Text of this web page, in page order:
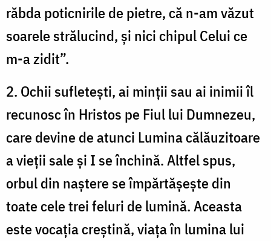
răbda poticnirile de pietre, că n-am văzut
soarele strălucind, și nici chipul Celui ce
m-a zidit”.
2. Ochii sufletești, ai minții sau ai inimii îl
recunosc în Hristos pe Fiul lui Dumnezeu,
care devine de atunci Lumina călăuzitoare
a vieții sale și I se închină. Altfel spus,
orbul din naștere se împărtășește din
toate cele trei feluri de lumină. Aceasta
este vocația creștină, viața în lumina lui